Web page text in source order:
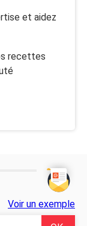
et aidez
recettes
Voir un exemple